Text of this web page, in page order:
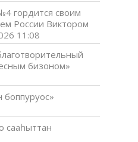
гордится своим
России Виктором
11:08
бизоном»
сааһыттан